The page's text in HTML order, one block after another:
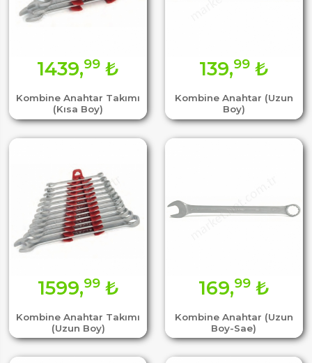
Kombine Anahtar Takımı
(Kısa Boy)
1439,99 ₺
Kombine Anahtar (Uzun
Boy)
139,99₺
Kombine Anahtar Takımı
(Uzun Boy)
1599,99₺
Kombine Anahtar (Uzun
Boy-Sae)
169,99₺